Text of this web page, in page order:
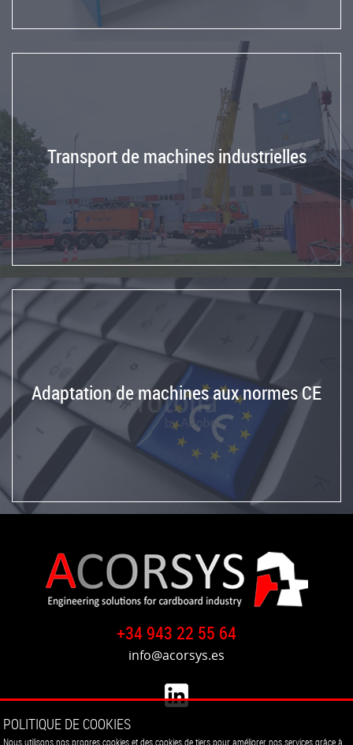
Transport de machines industrielles
Adaptation de machines aux normes CE
+34 943 22 55 64
info@acorsys.es
POLITIQUE DE COOKIES
Nous utilisons nos propres cookies et des cookies de tiers pour améliorer nos services grâce à